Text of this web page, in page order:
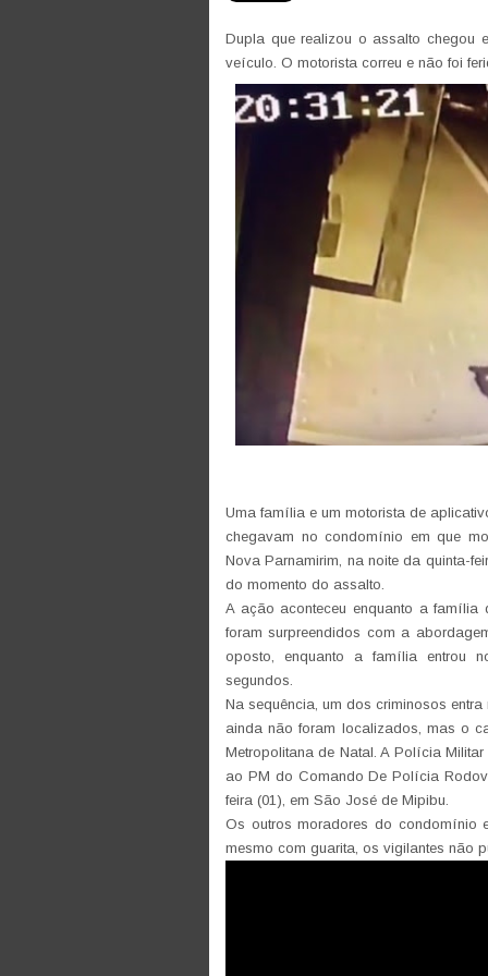
Dupla que realizou o assalto chegou
veículo. O motorista correu e não foi
Uma família e um motorista de
chegavam no condomínio em que
Nova Parnamirim, na noite da quinta-
do momento do assalto.
A ação aconteceu enquanto a
foram surpreendidos com a
oposto, enquanto a família entrou
segundos.
Na sequência, um dos criminosos
ainda não foram localizados, mas o
Metropolitana de Natal. A Polícia
ao PM do Comando De Polícia
feira (01), em São José de Mipibu.
Os outros moradores do condomínio
mesmo com guarita, os vigilantes não